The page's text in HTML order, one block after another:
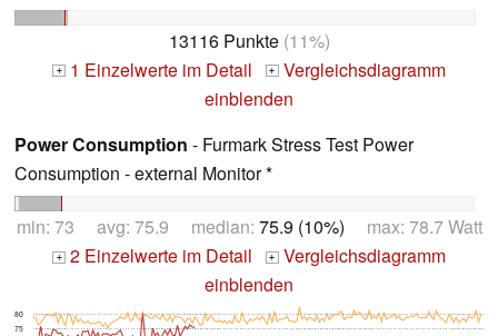
13116 Punkte(11%)
+ 1 Einzelwerte im Detail + Vergleichsdiagramm
einblenden
Power Consumption - Furmark Stress Test Power
Consumption - external Monitor *
min: 73 avg: 75.9 median: 75.9 (10%) max: 78.7 Watt
+ 2 Einzelwerte im Detail + Vergleichsdiagramm
einblenden
75
80